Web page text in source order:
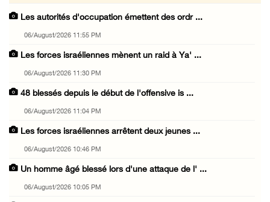
Les autorités d'occupation émettent des ordr ...
06/August/2026 11:55 PM
Les forces israéliennes mènent un raid à Ya' ...
06/August/2026 11:30 PM
48 blessés depuis le début de l'offensive is ...
06/August/2026 11:04 PM
Les forces israéliennes arrêtent deux jeunes ...
06/August/2026 10:46 PM
Un homme âgé blessé lors d'une attaque de l' ...
06/August/2026 10:05 PM